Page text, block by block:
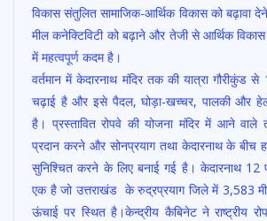
विकास संतुलित सामाजिक-आर्थिक विकास को बढ़ावा
मील कनेक्टिविटी को बढ़ाने और तेजी से आर्थिक विकास
में महत्वपूर्ण कदम है।
वर्तमान में केदारनाथ मंदिर तक की यात्रा गौरीकुंड से
चढ़ाई है और इसे पैदल, घोड़ा-खच्चर, पालकी और
है। प्रस्तावित रोपवे की योजना मंदिर में आने वाले
प्रदान करने और सोनप्रयाग तथा केदारनाथ के बीच
सुनिश्चित करने के लिए बनाई गई है। केदारनाथ 12
एक है जो उत्तराखंड के रुद्रप्रयाग जिले में 3,583
ऊंचाई पर स्थित है।केन्द्रीय कैबिनेट ने राष्ट्रीय